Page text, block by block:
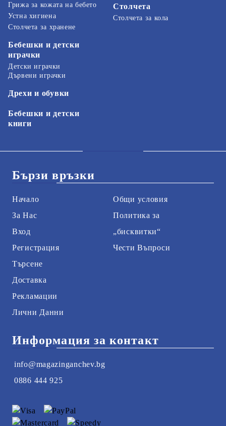
Грижа за кожата на бебето
Устна хигиена
Столчета
Столчета за кола
Столчета за хранене
Бебешки и детски
играчки
Детски играчки
Дървени играчки
Дрехи и обувки
Бебешки и детски
книги
Бързи връзки
Начало
За Нас
Вход
Регистрация
Търсене
Доставка
Рекламации
Лични Данни
Общи условия
Политика за
„бисквитки“
Чести Въпроси
Информация за контакт
info@magazinganchev.bg
0886 444 925